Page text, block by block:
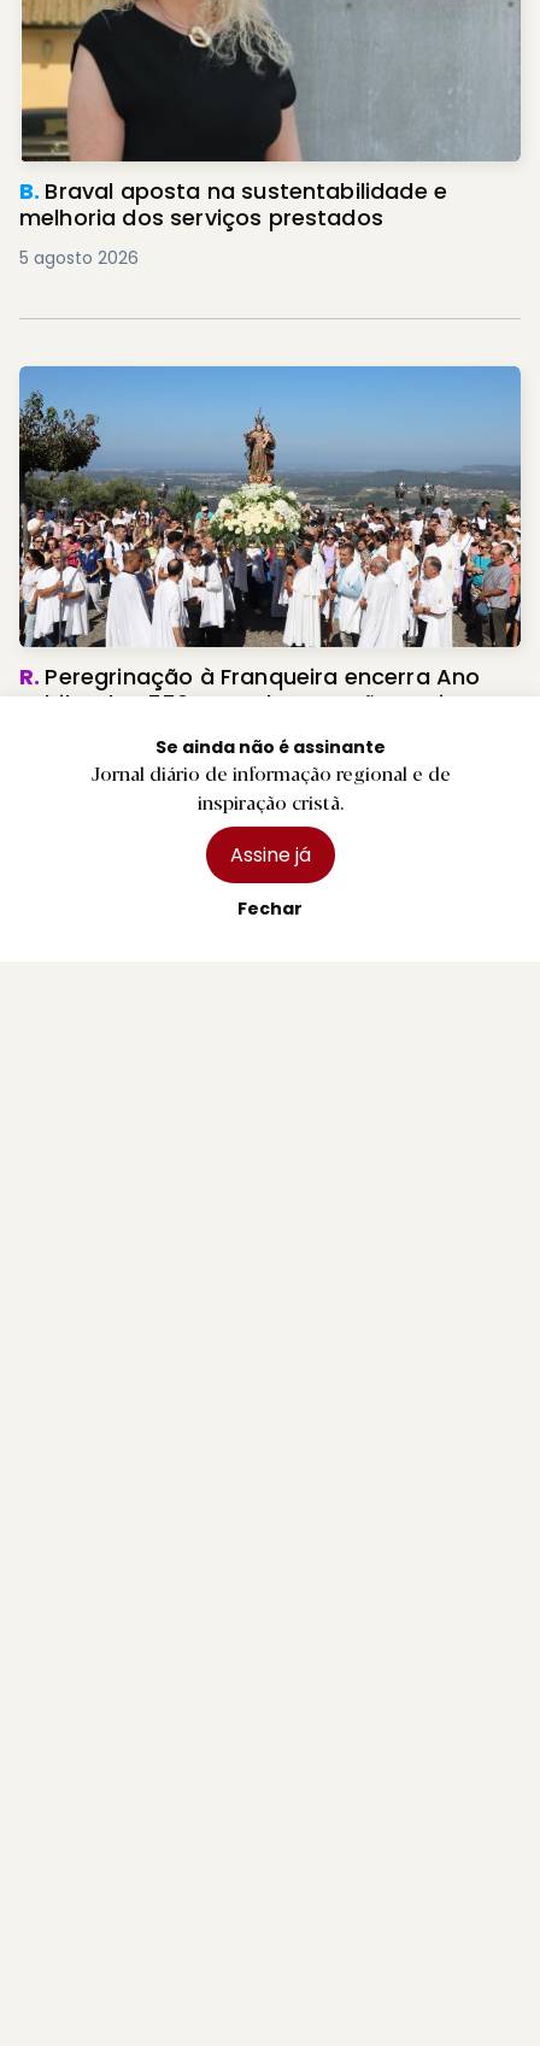
R.
Jubilar dos 550 anos de Devoção Mariana
5 agosto 2026
PREMIUM
R.Câmara de Fafe agraciada pelo CNE com
Medalha de Agradecimento
5 agosto 2026
Populares.
Se ainda não é assinante
Jornal diário de informação regional e de
inspiração cristã.
Assine já
Fechar